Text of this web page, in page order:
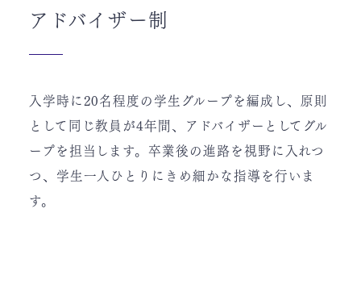
アドバイザー制
入学時に20名程度の学生グループを編成し、原則
として同じ教員が4年間、アドバイザーとしてグル
ープを担当します。卒業後の進路を視野に入れつ
つ、学生一人ひとりにきめ細かな指導を行いま
す。